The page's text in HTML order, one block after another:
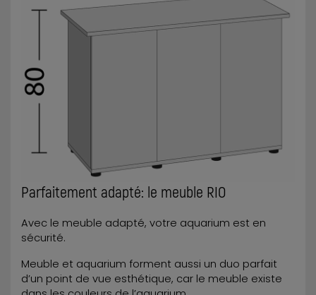
Parfaitement adapté: le meuble RIO
Avec le meuble adapté, votre aquarium est en
sécurité.
Meuble et aquarium forment aussi un duo parfait
d’un point de vue esthétique, car le meuble existe